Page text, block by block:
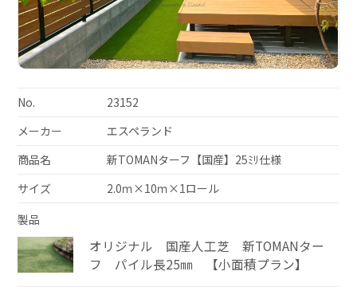
No.
23152
メーカー
エスペランド
商品名
新TOMANターフ【国産】25ﾐﾘ仕様
サイズ
2.0ｍ×10ｍ×1ロール
製品
オリジナル 国産人工芝 新TOMANター
フ パイル長25㎜ 【小面積プラン】